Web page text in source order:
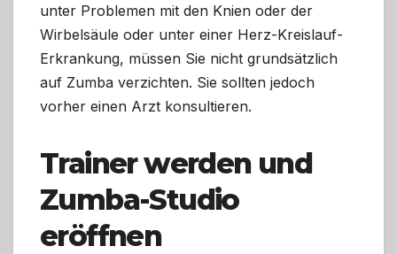
unter Problemen mit den Knien oder der
Wirbelsäule oder unter einer Herz-Kreislauf-
Erkrankung, müssen Sie nicht grundsätzlich
auf Zumba verzichten. Sie sollten jedoch
vorher einen Arzt konsultieren.
Trainer werden und
Zumba-Studio
eröffnen